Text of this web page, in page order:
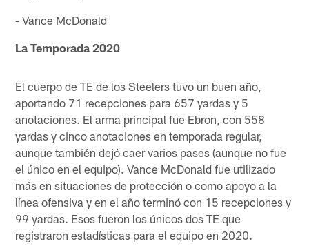
- Vance McDonald
La Temporada 2020
El cuerpo de TE de los Steelers tuvo un buen año,
aportando 71 recepciones para 657 yardas y 5
anotaciones. El arma principal fue Ebron, con 558
yardas y cinco anotaciones en temporada regular,
aunque también dejó caer varios pases (aunque no fue
el único en el equipo). Vance McDonald fue utilizado
más en situaciones de protección o como apoyo a la
línea ofensiva y en el año terminó con 15 recepciones y
99 yardas. Esos fueron los únicos dos TE que
registraron estadísticas para el equipo en 2020.